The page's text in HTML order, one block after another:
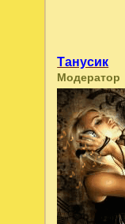
Танусик
Модератор